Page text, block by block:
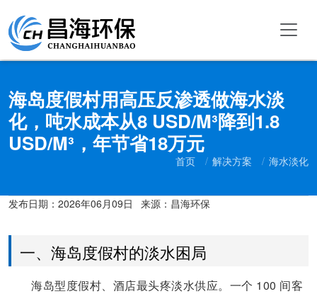
海岛度假村用高压反渗透做海水淡
化，吨水成本从8 USD/M³降到1.8
USD/M³，年节省18万元
首页 解决方案 海水淡化
发布日期： 2026年06月09日 来源：昌海环保
一、海岛度假村的淡水困局
海岛型度假村、酒店最头疼淡水供应。一个 100 间客